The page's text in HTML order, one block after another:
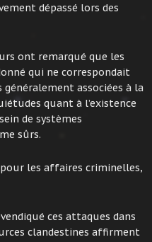
dépassé lors des
ont remarqué que les
qui ne correspondait
associées à la
quant à l’existence
de systèmes
sûrs.
les affaires criminelles,
ces attaques dans
clandestines affirment